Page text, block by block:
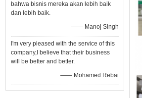
bahwa bisnis mereka akan lebih baik
dan lebih baik.
—— Manoj Singh
I'm very pleased with the service of this
company,I believe that their business
will be better and better.
—— Mohamed Rebai